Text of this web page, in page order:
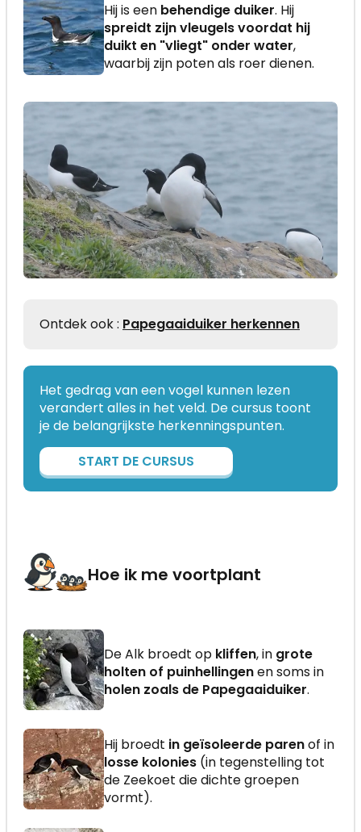
Hij is een behendige duiker. Hij
spreidt zijn vleugels voordat hij
duikt en "vliegt" onder water,
waarbij zijn poten als roer dienen.
Ontdek ook : Papegaaiduiker herkennen
Het gedrag van een vogel kunnen lezen
verandert alles in het veld. De cursus toont
je de belangrijkste herkenningspunten.
START DE CURSUS
Hoe ik me voortplant
De Alk broedt op kliffen, in grote
holten of puinhellingenen soms in
holen zoals de Papegaaiduiker.
Hij broedt in geïsoleerde parenof in
losse kolonies (in tegenstelling tot
de Zeekoet die dichte groepen
vormt).